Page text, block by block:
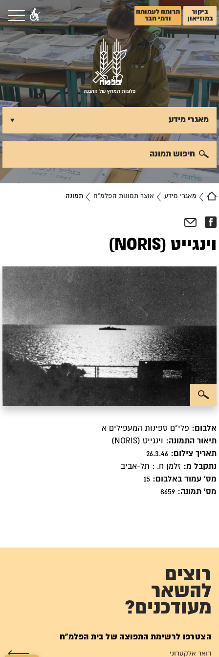
ביקור
במוזיאון
תרומה לעמותה
ודמי חבר
פלוגות המחץ של ההגנה
מאגרי מידע אוצר תמונות הפלמ"ח תמונה
מאגרי מידע
חיפוש תמונה
וינגייט (NORIS)
אלבום: פלי"ם ספינות המעפילים א
תיאור התמונה: וינגייט (NORIS)
תאריך צילום:
נתקבל מ: זלמן ח. : תל-אביב
מס' עמוד באלבום:
מס' תמונה:
רוצים
להשאר
מעודכנים?
הצטרפו לרשימת התפוצה של בית הפלמ"ח